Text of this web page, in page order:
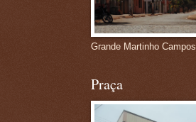
Grande Martinho Campos
Praça